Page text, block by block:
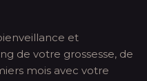
et
de votre grossesse, de
mois avec votre